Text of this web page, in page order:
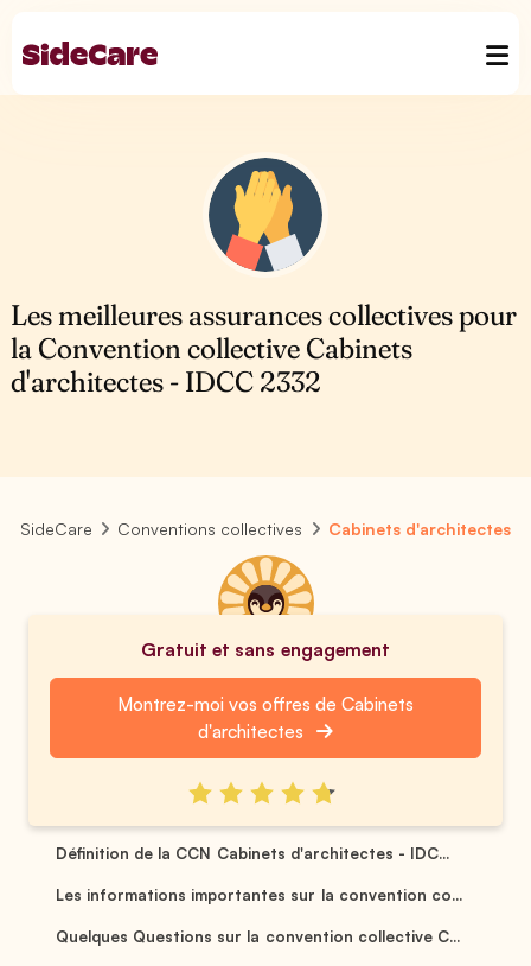
Les meilleures assurances collectives pour
la Convention collective Cabinets
d'architectes - IDCC 2332
SideCare Conventions collectives Cabinets d'architectes
Gratuit et sans engagement
Montrez-moi vos offres de Cabinets
d'architectes
Définition de la CCN Cabinets d'architectes - IDC...
Les informations importantes sur la convention co...
Quelques Questions sur la convention collective C...